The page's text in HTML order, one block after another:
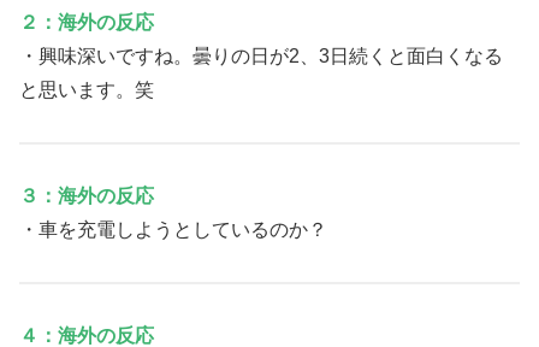
２：海外の反応
・興味深いですね。曇りの日が2、3日続くと面白くなる
と思います。笑
３：海外の反応
・車を充電しようとしているのか？
４：海外の反応